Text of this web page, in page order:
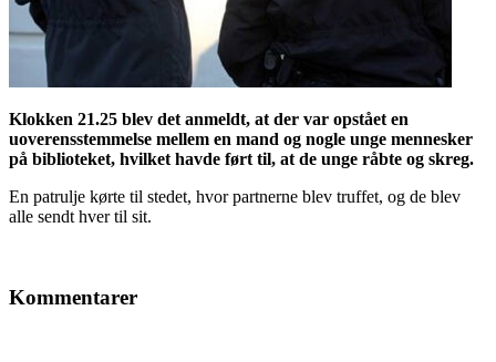
Klokken 21.25 blev det anmeldt, at der var opstået en
uoverensstemmelse mellem en mand og nogle unge mennesker
på biblioteket, hvilket havde ført til, at de unge råbte og skreg.
En patrulje kørte til stedet, hvor partnerne blev truffet, og de blev
alle sendt hver til sit.
Kommentarer